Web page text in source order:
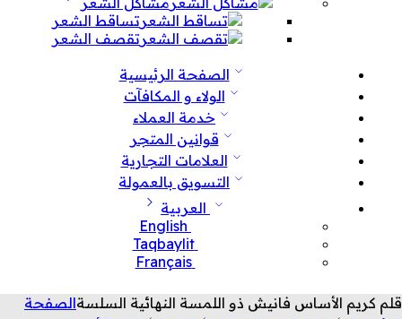
تساقط الشعر
تقصف الشعر
الصفحة الرئيسية
الولاء و المكافآت
خدمة العملاء
قوانين المتجر
العلامات التجارية
التسويق بالعمولة
العربية
English
Taqbaylit
Français
قلم كريم الأساس فانيش ذو اللمسة النهائية السلسةالصفحة